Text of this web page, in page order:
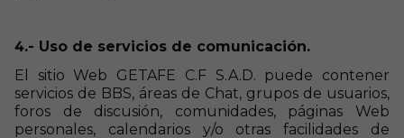
4.- Uso de servicios de comunicación.
El sitio Web GETAFE C.F S.A.D. puede contener
servicios de BBS, áreas de Chat, grupos de usuarios,
foros de discusión, comunidades, páginas Web
personales, calendarios y/o otras facilidades de